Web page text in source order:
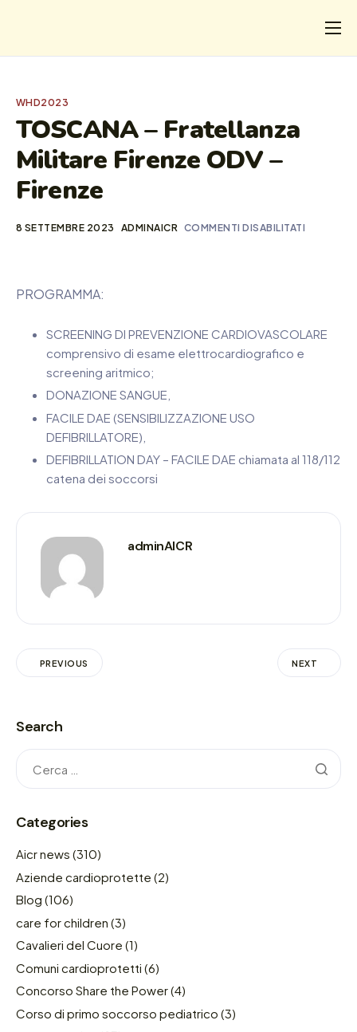
CHI
I SALVATI
FORMAZIONE
PROGETTI
NEWS
WHD2023
TOSCANA – Fratellanza
Militare Firenze ODV –
Firenze
8 SETTEMBRE 2023 ADMINAICR COMMENTI DISABILITATI
PROGRAMMA:
SCREENING DI PREVENZIONE CARDIOVASCOLARE
comprensivo di esame elettrocardiografico e
screening aritmico;
DONAZIONE SANGUE,
FACILE DAE (SENSIBILIZZAZIONE USO
DEFIBRILLATORE),
DEFIBRILLATION DAY – FACILE DAE chiamata al 118/112
catena dei soccorsi
adminAICR
PREVIOUS NEXT
Search
Categories
Aicr news (310)
Aziende cardioprotette (2)
Blog (106)
care for children (3)
Cavalieri del Cuore (1)
Comuni cardioprotetti (6)
Concorso Share the Power(4)
Corso di primo soccorso pediatrico (3)